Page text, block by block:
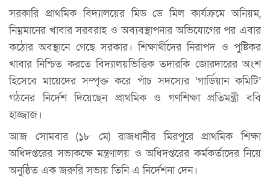
সরকারি প্রাথমিক বিদ্যালয়ের মিড ডে মিল কার্যক্রমে অনিয়ম,
নিম্নমানের খাবার সরবরাহ ও অব্যবস্থাপনার অভিযোগের পর এবার
কঠোর অবস্থানে গেছে সরকার। শিক্ষার্থীদের নিরাপদ ও পুষ্টিকর
খাবার নিশ্চিত করতে বিদ্যালয়ভিত্তিক তদারকি জোরদারের অংশ
হিসেবে মায়েদের সম্পৃক্ত করে পাঁচ সদস্যের ‘গার্ডিয়ান কমিটি’
গঠনের নির্দেশ দিয়েছেন প্রাথমিক ও গণশিক্ষা প্রতিমন্ত্রী ববি
হাজ্জাজ।
আজ সোমবার (১৮ মে) রাজধানীর মিরপুরে প্রাথমিক শিক্ষা
অধিদপ্তরের সভাকক্ষে মন্ত্রণালয় ও অধিদপ্তরের কর্মকর্তাদের নিয়ে
অনুষ্ঠিত এক জরুরি সভায় তিনি এ নির্দেশনা দেন।